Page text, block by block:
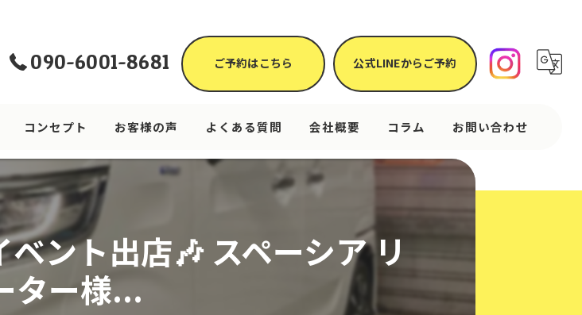
090-6001-8681 ご予約はこちら 公式LINEからご予約
コンセプト お客様の声 よくある質問 会社概要 コラム お問い合わせ
ント出店🎶 スペーシア リ
ター様...